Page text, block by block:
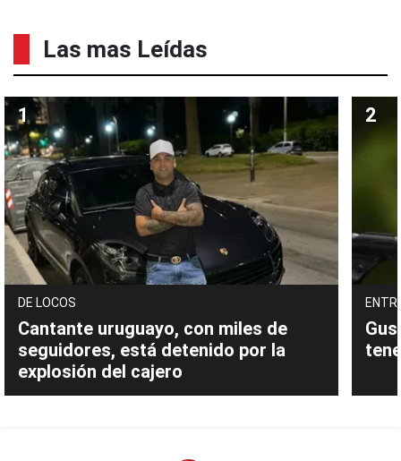
Las mas Leídas
DE LOCOS
Cantante uruguayo, con miles de
seguidores, está detenido por la
explosión del cajero